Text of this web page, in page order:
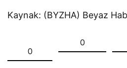
Kaynak: (BYZHA) Beyaz
0
0